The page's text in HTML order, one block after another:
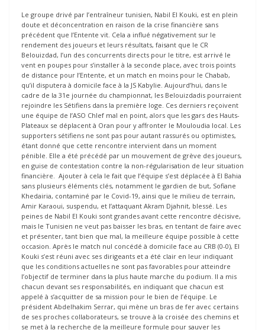
Le groupe drivé par l’entraîneur tunisien, Nabil El Kouki, est en plein
doute et déconcentration en raison de la crise financière sans
précédent que l’Entente vit. Cela a influé négativement sur le
rendement des joueurs et leurs résultats, faisant que le CR
Belouizdad, l’un des concurrents directs pour le titre, est arrivé le
vent en poupes pour s’installer à la seconde place, avec trois points
de distance pour l’Entente, et un match en moins pour le Chabab,
qu’il disputera à domicile face à la JS Kabylie. Aujourd’hui, dans le
cadre de la 31e journée du championnat, les Belouizdadis pourraient
rejoindre les Sétifiens dans la première loge. Ces derniers reçoivent
une équipe de l’ASO Chlef mal en point, alors que les gars des Hauts-
Plateaux se déplacent à Oran pour y affronter le Mouloudia local. Les
supporters sétifiens ne sont pas pour autant rassurés ou optimistes,
étant donné que cette rencontre intervient dans un moment
pénible. Elle a été précédé par un mouvement de grève des joueurs,
en guise de contestation contre la non-régularisation de leur situation
financière. Ajouter à cela le fait que l’équipe s’est déplacée à El Bahia
sans plusieurs éléments clés, notamment le gardien de but, Sofiane
Khedairia, contaminé par le Covid-19, ainsi que le milieu de terrain,
Amir Karaoui, suspendu, et l’attaquant Akram Djahnit, blessé. Les
peines de Nabil El Kouki sont grandes avant cette rencontre décisive,
mais le Tunisien ne veut pas baisser les bras, en tentant de faire avec
et présenter, tant bien que mal, la meilleure équipe possible à cette
occasion. Après le match nul concédé à domicile face au CRB (0-0), El
Kouki s’est réuni avec ses dirigeants et a été clair en leur indiquant
que les conditions actuelles ne sont pas favorables pour atteindre
l’objectif de terminer dans la plus haute marche du podium. Il a mis
chacun devant ses responsabilités, en indiquant que chacun est
appelé à s’acquitter de sa mission pour le bien de l’équipe. Le
président Abdelhakim Serrar, qui mène un bras de fer avec certains
de ses proches collaborateurs, se trouve à la croisée des chemins et
se met à la recherche de la meilleure formule pour sauver les